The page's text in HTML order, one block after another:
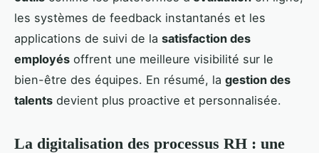
les systèmes de feedback instantanés et les
applications de suivi de la satisfaction des
employés offrent une meilleure visibilité sur le
bien-être des équipes. En résumé, la gestion des
talents devient plus proactive et personnalisée.
La digitalisation des processus RH : une